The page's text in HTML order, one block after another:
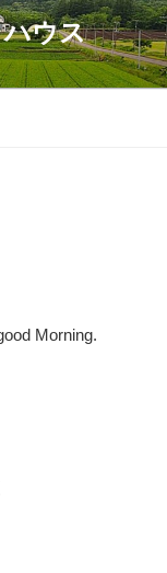
ウス
Morning.